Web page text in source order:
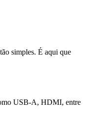
simples. É aqui que
USB-A, HDMI, entre